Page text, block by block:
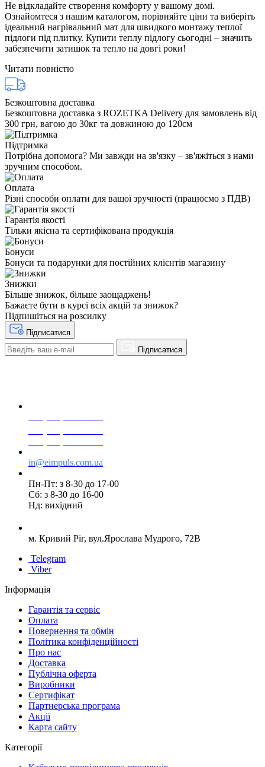
Не відкладайте створення комфорту у вашому домі.
Ознайомтеся з нашим каталогом, порівняйте ціни та виберіть
ідеальний нагрівальний мат для швидкого монтажу теплої
підлоги під плитку. Купити теплу підлогу сьогодні – значить
забезпечити затишок та тепло на довгі роки!
Читати повністю
Безкоштовна доставка
Безкоштовна доставка з ROZETKA Delivery для замовлень від
300 грн, вагою до 30кг та довжиною до 120см
Підтримка
Потрібна допомога? Ми завжди на зв'язку – зв'яжіться з нами
зручним способом.
Оплата
Різні способи оплати для вашої зручності (працюємо з ПДВ)
Гарантія якості
Тільки якісна та сертифікована продукція
Бонуси
Бонуси та подарунки для постійних клієнтів магазину
Знижки
Більше знижок, більше заощаджень!
Бажаєте бути в курсі всіх акцій та знижок?
Підпишіться на розсилку
Підписатися
Підписатися
in@eimpuls.com.ua
Пн-Пт: з 8-30 до 17-00
Сб: з 8-30 до 16-00
Нд: вихідний
м. Кривий Ріг, вул.Ярослава Мудрого, 72В
Telegram
Viber
Інформація
Гарантія та сервіс
Оплата
Повернення та обмін
Політика конфіденційності
Про нас
Доставка
Публічна оферта
Виробники
Сертифікат
Партнерська програма
Акції
Карта сайту
Категорії